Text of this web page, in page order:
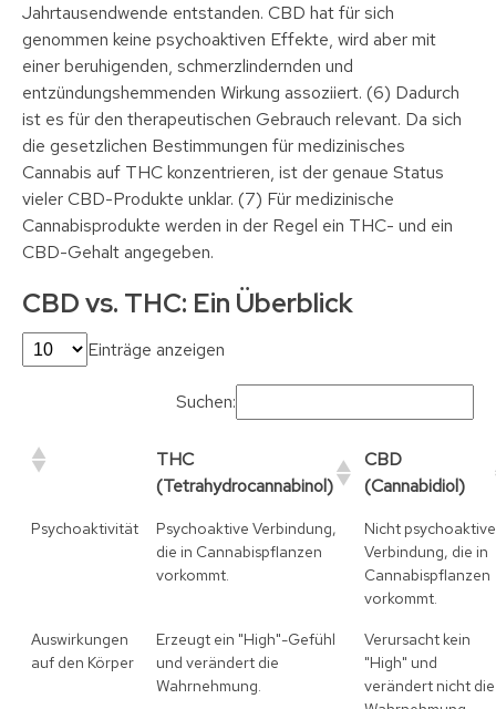
Jahrtausendwende entstanden. CBD hat für sich
genommen keine psychoaktiven Effekte, wird aber mit
einer beruhigenden, schmerzlindernden und
entzündungshemmenden Wirkung assoziiert. (6) Dadurch
ist es für den therapeutischen Gebrauch relevant. Da sich
die gesetzlichen Bestimmungen für medizinisches
Cannabis auf THC konzentrieren, ist der genaue Status
vieler CBD-Produkte unklar. (7) Für medizinische
Cannabisprodukte werden in der Regel ein THC- und ein
CBD-Gehalt angegeben.
CBD vs. THC: Ein Überblick
Einträge anzeigen
Suchen:
THC
(Tetrahydrocannabinol)
CBD
(Cannabidiol)
Psychoaktivität
Psychoaktive Verbindung,
die in Cannabispflanzen
vorkommt.
Nicht psychoaktive
Verbindung, die in
Cannabispflanzen
vorkommt.
Auswirkungen
auf den Körper
Erzeugt ein "High"-Gefühl
und verändert die
Wahrnehmung.
Verursacht kein
"High" und
verändert nicht die